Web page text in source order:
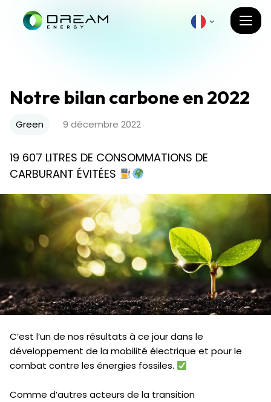
Notre bilan carbone en 2022
Green 9 décembre 2022
19 607 LITRES DE CONSOMMATIONS DE
CARBURANT ÉVITÉES
C’est l’un de nos résultats à ce jour dans le
développement de la mobilité électrique et pour le
combat contre les énergies fossiles.
Comme d’autres acteurs de la transition